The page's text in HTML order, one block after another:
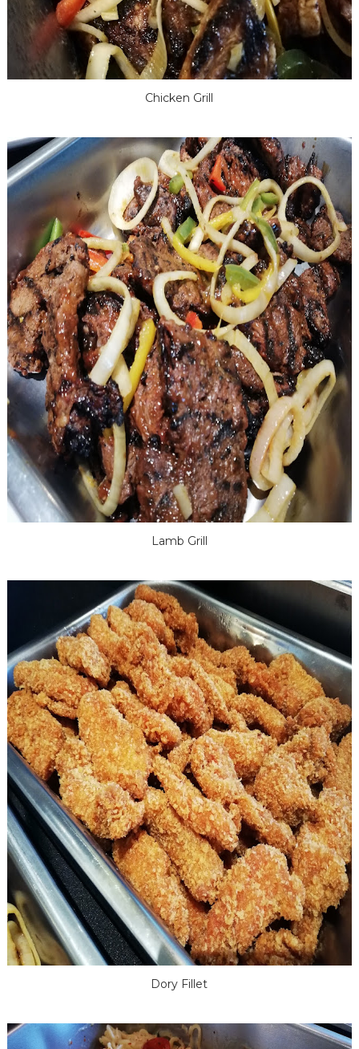
Chicken Grill
Lamb Grill
Dory Fillet